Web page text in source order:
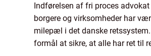
Indførelsen af fri proces
borgere og virksomheder har
milepæl i det danske
formål at sikre, at alle har ret til